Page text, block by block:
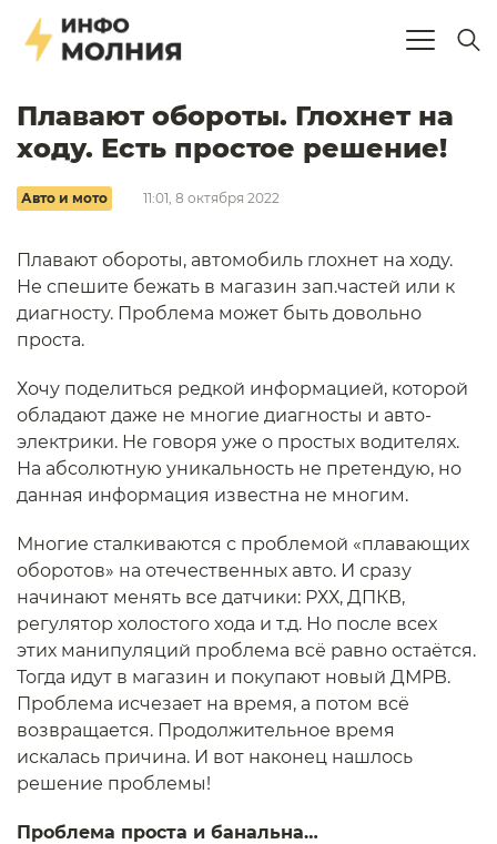
Плавают обороты. Глохнет на
ходу. Есть простое решение!
Авто и мото 11:01, 8 октября 2022
Плавают обороты, автомобиль глохнет на ходу.
Не спешите бежать в магазин зап.частей или к
диагносту. Проблема может быть довольно
проста.
Хочу поделиться редкой информацией, которой
обладают даже не многие диагносты и авто-
электрики. Не говоря уже о простых водителях.
На абсолютную уникальность не претендую, но
данная информация известна не многим.
Многие сталкиваются с проблемой «плавающих
оборотов» на отечественных авто. И сразу
начинают менять все датчики: РХХ, ДПКВ,
регулятор холостого хода и т.д. Но после всех
этих манипуляций проблема всё равно остаётся.
Тогда идут в магазин и покупают новый ДМРВ.
Проблема исчезает на время, а потом всё
возвращается. Продолжительное время
искалась причина. И вот наконец нашлось
решение проблемы!
Проблема проста и банальна…